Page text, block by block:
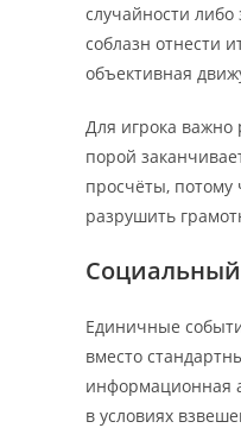
случайности либо
соблазн отнести
объективная
Для игрока важно
порой
просчёты, потому
разрушить
Единичные
вместо
информационная
в условиях